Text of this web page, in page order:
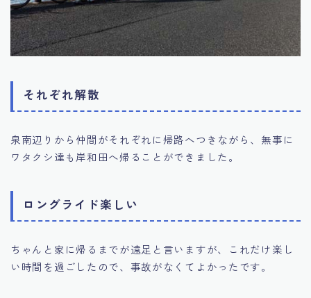
それぞれ解散
泉南辺りから仲間がそれぞれに帰路へつきながら、無事に
ワタクシ達も岸和田へ帰ることができました。
ロングライド楽しい
ちゃんと家に帰るまでが遠足と言いますが、これだけ楽し
い時間を過ごしたので、事故がなくてよかったです。